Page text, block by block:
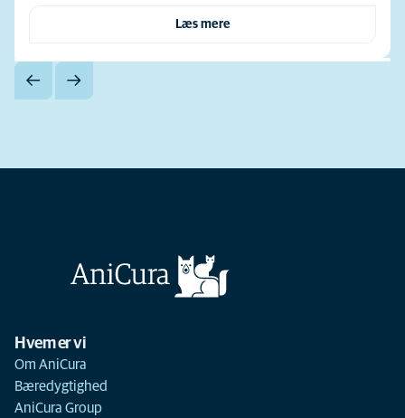
Læs mere
Hvem er vi
Om AniCura
Bæredygtighed
AniCura Group